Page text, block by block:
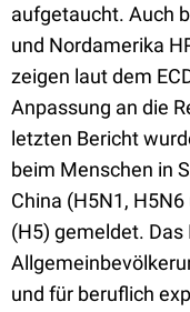
aufgetaucht. Auch
und Nordamerika
zeigen laut dem
Anpassung an die
letzten Bericht
beim Menschen in
China (H5N1,
(H5) gemeldet.
und für beruflich